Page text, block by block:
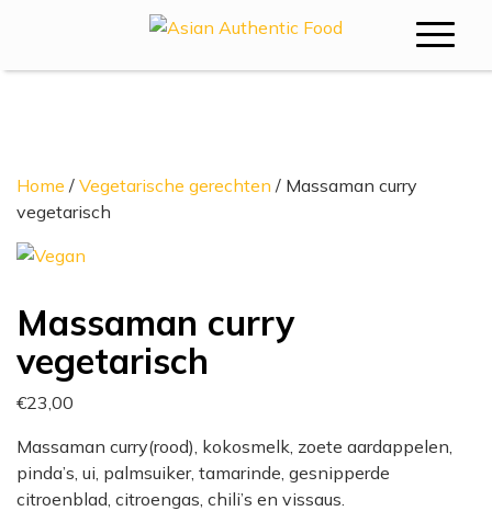
Bestellen
Home / Vegetarische gerechten / Massaman curry
vegetarisch
Massaman curry
vegetarisch
€23,00
Massaman curry(rood), kokosmelk, zoete aardappelen,
pinda’s, ui, palmsuiker, tamarinde, gesnipperde
citroenblad, citroengas, chili’s en vissaus.